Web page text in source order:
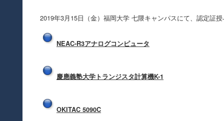
2019年3月15日（金）福岡大学 七隈キャンパスにて、認定証
NEAC-R3アナログコンピュータ
慶應義塾大学トランジスタ計算機K-1
OKITAC 5090C